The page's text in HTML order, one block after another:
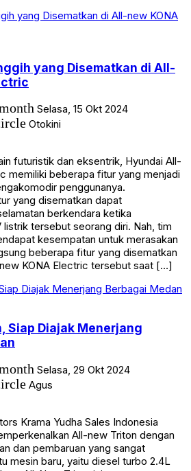
yang Disematkan di All-
Selasa, 15 Okt 2024
Otokini
futuristik dan eksentrik, Hyundai All-
memiliki beberapa fitur yang menjadi
penggunanya.
yang disematkan dapat
berkendara ketika
listrik tersebut seorang diri. Nah, tim
kesempatan untuk merasakan
beberapa fitur yang disematkan
KONA Electric tersebut saat […]
Siap Diajak Menerjang
Selasa, 29 Okt 2024
Agus
Krama Yudha Sales Indonesia
All-new Triton dengan
dan pembaruan yang sangat
mesin baru, yaitu diesel turbo 2.4L